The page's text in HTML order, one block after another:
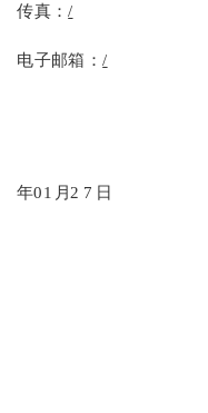
传真：/
电子邮箱：/
年01 月27 日